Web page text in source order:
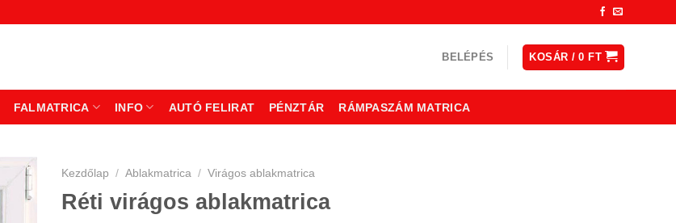
BELÉPÉS KOSÁR /0FT
FALMATRICA INFO AUTÓ FELIRAT PÉNZTÁR RÁMPASZÁM MATRICA
Kezdőlap / Ablakmatrica / Virágos ablakmatrica
Réti virágos ablakmatrica